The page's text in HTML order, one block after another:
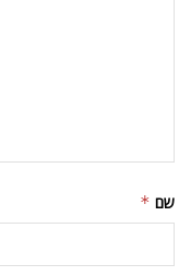
שם *